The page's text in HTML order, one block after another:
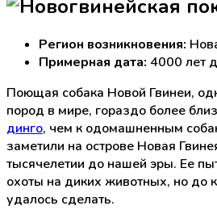
Регион возникновения:
Примерная дата: 4000 лет
Поющая собака Новой Гвинеи,
пород в мире, гораздо более
динго, чем к одомашненным
заметили на острове Новая
тысячелетии до нашей эры. Ее
охоты на диких животных, но до
удалось сделать.